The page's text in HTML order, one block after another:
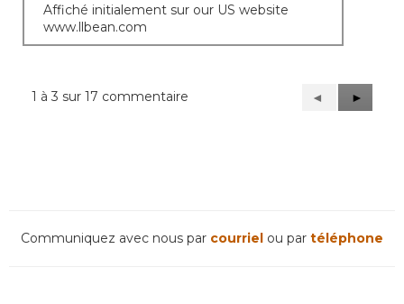
Affiché initialement sur our US website
www.llbean.com
1 à 3 sur 17 commentaire
Précédent
Reviews
◄
Suivant
Reviews
►
Communiquez avec nous par courriel ou par téléphone